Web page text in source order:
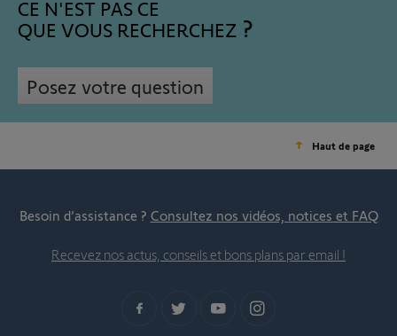
CE N'EST PAS CE
QUE VOUS RECHERCHEZ
Posez votre question
Haut de page
Besoin d’assistance ? Consultez nos vidéos, notices et FAQ
Recevez nos actus, conseils et bons plans par email !